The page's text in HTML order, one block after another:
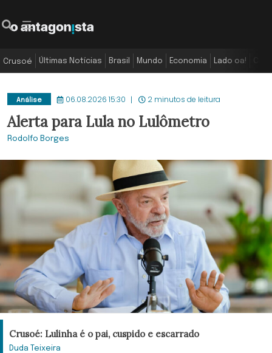
Crusoé Últimas Notícias Brasil Mundo Economia Lado oa!
Análise 06.08.2026 15:30 2 minutos de leitura
Alerta para Lula no Lulômetro
Rodolfo Borges
Crusoé: Lulinha é o pai, cuspido e escarrado
Duda Teixeira